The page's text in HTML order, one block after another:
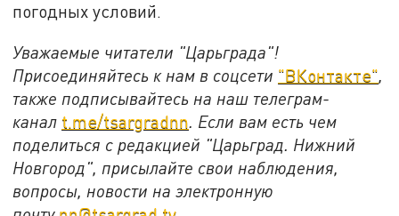
погодных условий.
Уважаемые читатели "Царьграда"!
Присоединяйтесь к нам в соцсети "ВКонтакте",
также подписывайтесь на наш телеграм-
канал t.me/tsargradnn. Если вам есть чем
поделиться с редакцией "Царьград. Нижний
Новгород", присылайте свои наблюдения,
вопросы, новости на электронную